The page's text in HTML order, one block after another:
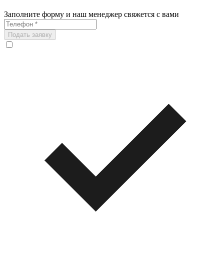
Заполните форму и наш менеджер свяжется с вами
Подать заявку